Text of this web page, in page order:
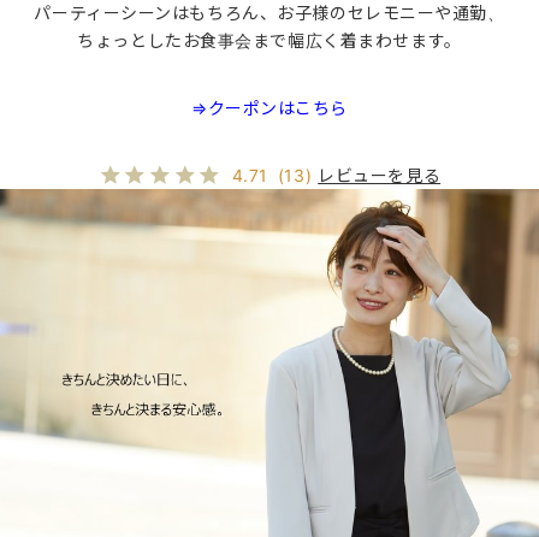
パーティーシーンはもちろん、お子様のセレモニーや通勤、
ちょっとしたお食事会まで幅広く着まわせます。
⇒クーポンはこちら
4.71 (13) レビューを見る